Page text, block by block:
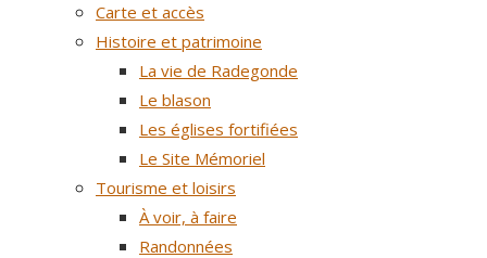
Carte et accès
Histoire et patrimoine
La vie de Radegonde
Le blason
Les églises fortifiées
Le Site Mémoriel
Tourisme et loisirs
À voir, à faire
Randonnées